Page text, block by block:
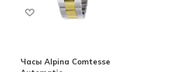
Часы Alpina Comtesse